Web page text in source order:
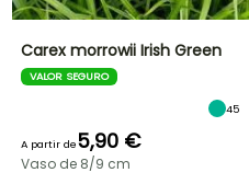
Carex morrowii Irish Green
VALOR SEGURO
45
A partir de5,90 €
Vaso de 8/9 cm